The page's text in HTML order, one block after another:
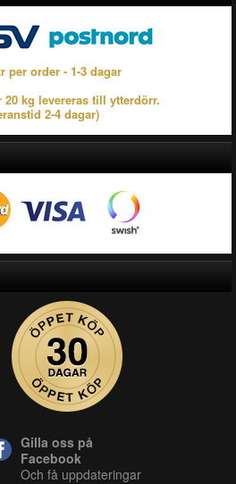
per order - 1-3 dagar
20 kg levereras till ytterdörr.
2-4 dagar)
Gilla oss på
Facebook
Och få uppdateringar